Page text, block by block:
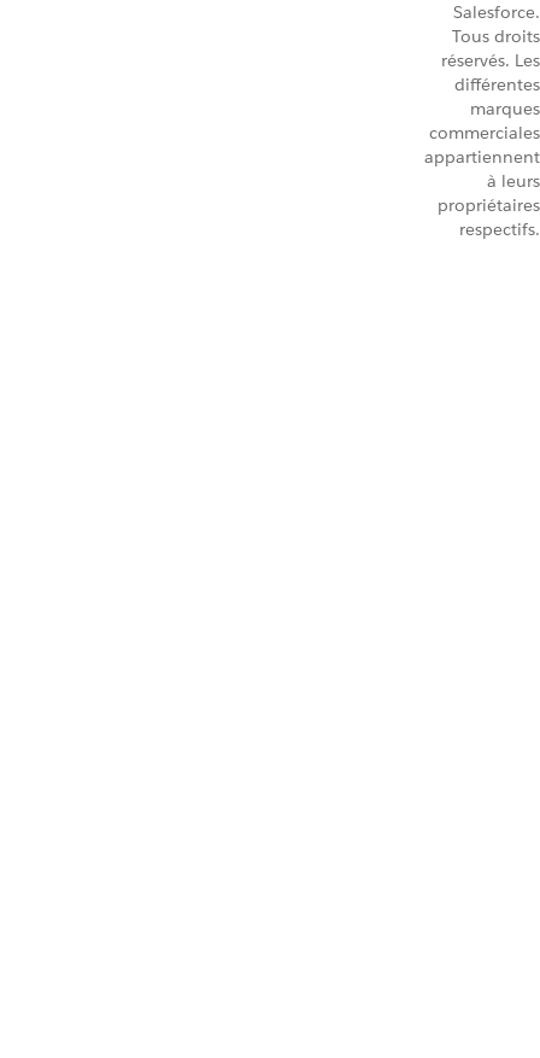
Salesforce.
Tous droits
réservés. Les
différentes
marques
commerciales
appartiennent
à leurs
propriétaires
respectifs.